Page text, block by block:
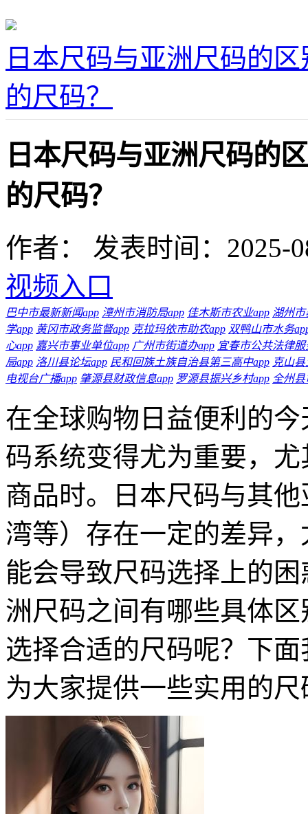
日本尺码与亚洲尺码的
的尺码？
日本尺码与亚洲尺码的
的尺码？
作者：
发表时间：2025-
视频入口
巴中市最新新闻app 漳州市消防局app 佳木斯市农业app 湖州市
学app 黄冈市政务监督app 克拉玛依市助农app 双鸭山市水务
心app 嘉兴市事业单位app 广州市街道办app 宜春市公共法律服
局app 洛川县论坛app 民和回族土族自治县第三高中app 克山县
电视台广播app 肇源县财政信息app 罗源县振兴乡村app 全州县
在全球购物日益便利的
码系统变得尤为重要，
商品时。日本尺码与其
湾等）存在一定的差异
能会导致尺码选择上的
洲尺码之间有哪些具体
选择合适的尺码呢？下
为大家提供一些实用的